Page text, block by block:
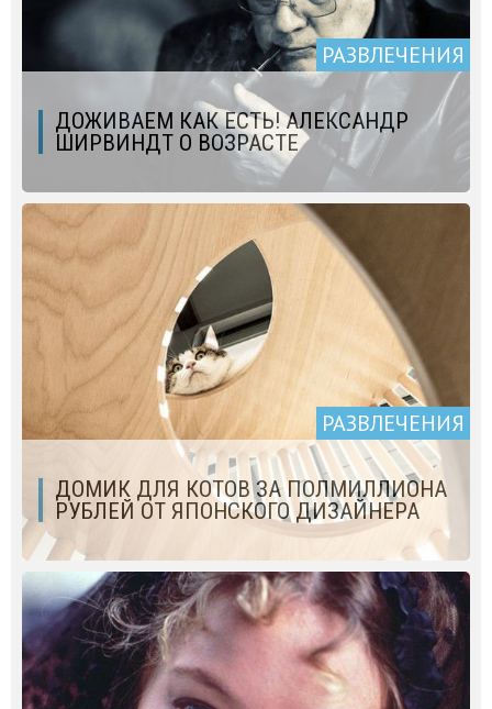
РАЗВЛЕЧЕНИЯ
ДОЖИВАЕМ КАК ЕСТЬ! АЛЕКСАНДР
ШИРВИНДТ О ВОЗРАСТЕ
РАЗВЛЕЧЕНИЯ
ДОМИК ДЛЯ КОТОВ ЗА ПОЛМИЛЛИОНА
РУБЛЕЙ ОТ ЯПОНСКОГО ДИЗАЙНЕРА